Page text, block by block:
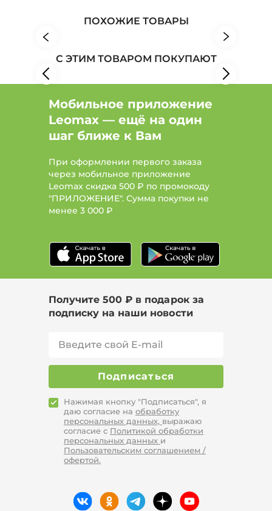
ПОХОЖИЕ ТОВАРЫ
С ЭТИМ ТОВАРОМ ПОКУПАЮТ
Мобильное приложение
Leomax — ещё на один
шаг ближе к Вам
При оформлении первого заказа
через мобильное приложение
Leomax скидка 500 ₽ по промокоду
"ПРИЛОЖЕНИЕ". Сумма покупки не
менее 3 000 ₽
Получите 500 ₽ в подарок за
подписку на наши новости
Подписаться
Нажимая кнопку "Подписаться", я
даю согласие на обработку
персональных данных, выражаю
согласие с Политикой обработки
персональных данных и
Пользовательским соглашением /
офертой.